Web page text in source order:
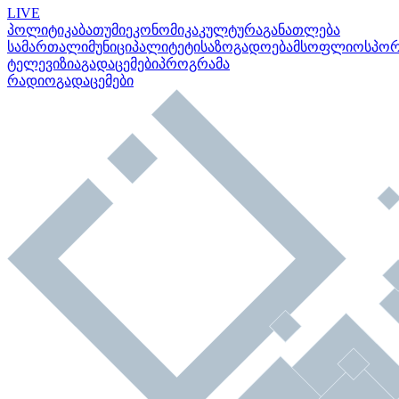
LIVE
პოლიტიკაბათუმიეკონომიკაკულტურაგანათლება
სამართალიმუნიციპალიტეტისაზოგადოებამსოფლიო
ტელევიზიაგადაცემებიპროგრამა
რადიოგადაცემები